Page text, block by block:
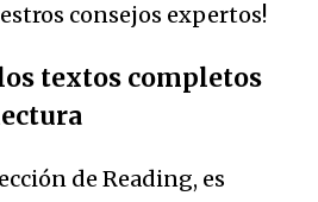
consejos expertos!
textos completos
de Reading, es